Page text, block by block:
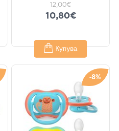
12,00€
10,80€
Купува
-8%